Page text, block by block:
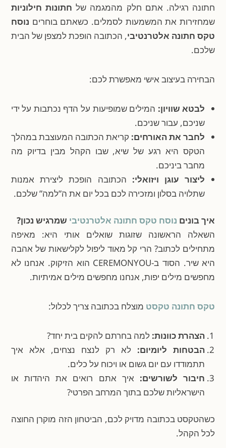
חתונה רגילה. אתם חלק מהמגמה של חתונות חילוניות
שמחזירות את המשמעות לסמלים. כשאתם בוחרים נוסח
טקס חתונה אלטרנטיבי, הכתובה הופכת למצפן של הבית
שלכם.
הבחירה בעיצוב אישי מאפשרת לכם:
לבטא שוויון:המילים שמופיעות על הדף נכתבות על ידי
שניכם, עבור שניכם.
לחבר את האורחים:קריאת הכתובה המעוצבת במהלך
הטקס היא רגע של שיא, שבו הקהל מבין בדיוק מה
מחבר ביניכם.
ליצור עוגן ויזואלי:הכתובה הופכת ליצירת אמנות
שתלויה בסלון ומזכירה לכם בכל יום את ה”למה” שלכם.
איך בוניםנוסח טקס חתונה אלטרנטיבישמרגיש נכון?
השאלה הראשונה שזוגות שואלים אותי היא: מאיפה
מתחילים לכתוב? הרי קל מאוד ליפול לקלישאות של אהבה
היא שיר. הסוד ב-CEREMONYOU הוא הזיקוק. אנחנו לא
מחפשים מילים יפות, אנחנו מחפשים מילים אמיתיות.
טקס חתונה טקסטמוצלח בכתובה צריך לכלול:
הצהרת כוונות:למה בחרתם להקים בית יחד?
הבטחות ליומיום:לא רק לנצח נצחים, אלא איך
תתמודדו עם יום גשום או ויכוח על כלים.
חיבור לשורשים:איך אתם רואים את היהדות או
הישראליות שלכם בתוך המרחב הפרטי?
כשהטקסט בכתובה מדויק לכם, הביטחון הזה מוקרן החוצה
לכל הקהל.